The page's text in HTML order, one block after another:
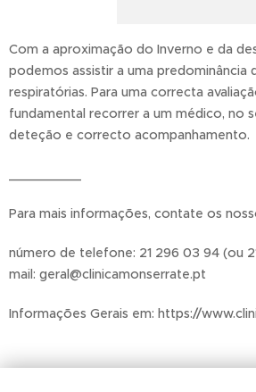
Com a aproximação do Inverno e da
podemos assistir a uma predominância
respiratórias. Para uma correcta
fundamental recorrer a um médico, no
deteção e correcto acompanhamento.
Para mais informações, contate os
número de telefone: 21 296 03 94 (ou
mail: geral@clinicamonserrate.pt
Informações Gerais em: https://